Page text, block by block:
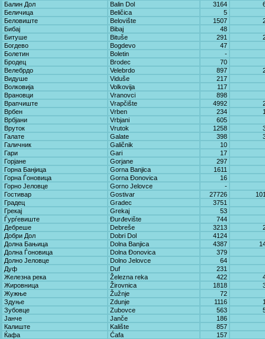
Балин Дол
Balin Dol 3164
Беличица
Beličica
5
Беловиште
Belovište 1507
Бибај
Bibaj
48
Битуше
Bituše 291
Богдево
Bogdevo
47
Болетин
Boletin
-
Бродец
Brodec
70
Велебрдо
Velebrdo 897
Видуше
Viduše
217
Волковија
Volkovija
117
Врановци
Vranovci
898
Врапчиште
Vrapčište 4992
Врбен
Vrben 234
Врбјани
Vrbjani
605
Вруток
Vrutok 1258
Галате
Galate 398
Галичник
Galičnik
10
Гари
Gari
17
Горјане
Gorjane
297
Горна Банјица
Gorna Banjica
1611
Горна Ѓоновица
Gorna Đonovica
16
Горно Јеловце
Gorno Јelovce
-
Гостивар
Gostivar 27726
Градец
Gradec
3751
Грекај
Grekaj
53
Ѓурѓевиште
Đurđevište
744
Дебреше
Debreše 3213
Добри Дол
Dobri Dol
4124
Долна Бањица
Dolna Banjica 4387
Долна Ѓоновица
Dolna Đonovica
379
Долно Јеловце
Dolno Јelovce
64
Дуф
Duf
231
Железна река
Železna reka 422
Жировница
Žirovnica 1818
Жужње
Žužnje
72
Здуње
Zdunje 1116
Зубовце
Zubovce 563
Јанче
Јanče
186
Калиште
Kalište
857
Ќафа
Ćafa
157